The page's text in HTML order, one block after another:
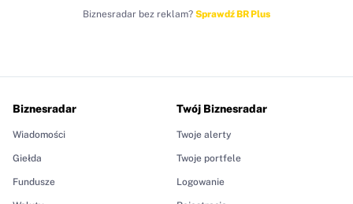
Biznesradar bez reklam? Sprawdź BR Plus
Biznesradar
Wiadomości
Giełda
Fundusze
Twój Biznesradar
Twoje alerty
Twoje portfele
Logowanie